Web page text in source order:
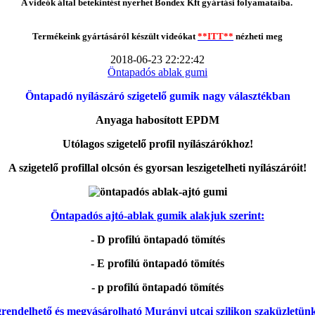
A videók által betekintést nyerhet Bondex Kft gyártási folyamataiba.
Termékeink gyártásáról készült videókat**ITT** nézheti meg
2018-06-23 22:22:42
Öntapadós ablak gumi
Öntapadó nyílászáró szigetelő gumik nagy választékban
Anyaga habosított EPDM
Utólagos szigetelő profil nyílászárókhoz!
A szigetelő profillal olcsón és gyorsan leszigetelheti nyílászáróit!
Öntapadós ajtó-ablak gumik alakjuk szerint:
- D profilú öntapadó tömítés
- E profilú öntapadó tömítés
- p profilú öntapadó tömítés
és megvásárolható Murányi utcai szilikon